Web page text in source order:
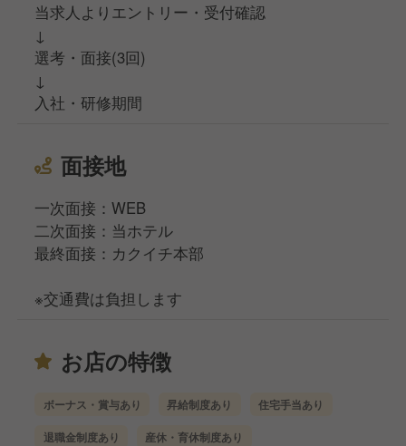
当求人よりエントリー・受付確認
↓
選考・面接(3回)
↓
入社・研修期間
面接地
一次面接：WEB
二次面接：当ホテル
最終面接：カクイチ本部
※交通費は負担します
お店の特徴
ボーナス・賞与あり 昇給制度あり 住宅手当あり
退職金制度あり 産休・育休制度あり